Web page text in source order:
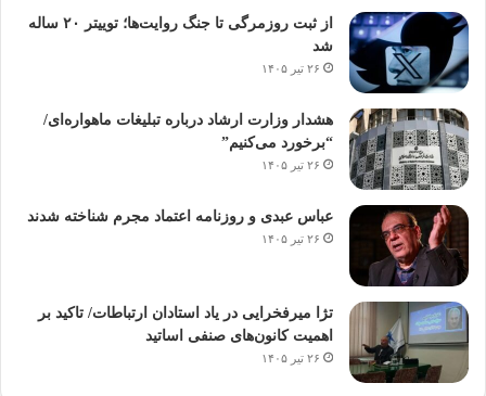
از ثبت روزمرگی تا جنگ روایت‌ها؛ توییتر ۲۰ ساله
شد
۲۶ تیر ۱۴۰۵
هشدار وزارت ارشاد درباره تبلیغات ماهواره‌ای/
“برخورد می‌کنیم”
۲۶ تیر ۱۴۰۵
عباس عبدی و روزنامه اعتماد مجرم شناخته شدند
۲۶ تیر ۱۴۰۵
تژا میرفخرایی در یاد استادان ارتباطات/ تاکید بر
اهمیت کانون‌های صنفی اساتید
۲۶ تیر ۱۴۰۵